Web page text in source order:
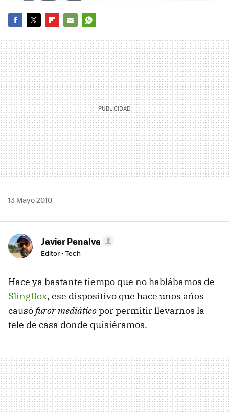
MAIL
13 Mayo 2010
Javier Penalva
Editor - Tech
Hace ya bastante tiempo que no hablábamos de
SlingBox, ese dispositivo que hace unos años
causófuror mediáticopor permitir llevarnos la
tele de casa donde quisiéramos.